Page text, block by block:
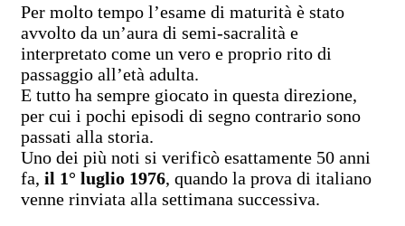
Per molto tempo l’esame di maturità è stato
avvolto da un’aura di semi-sacralità e
interpretato come un vero e proprio rito di
passaggio all’età adulta.
E tutto ha sempre giocato in questa direzione,
per cui i pochi episodi di segno contrario sono
passati alla storia.
Uno dei più noti si verificò esattamente 50 anni
fa, il 1° luglio 1976, quando la prova di italiano
venne rinviata alla settimana successiva.